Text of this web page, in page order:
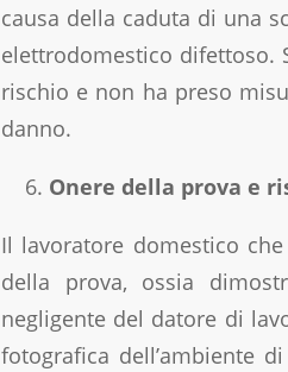
causa della caduta di una
elettrodomestico difettoso.
rischio e non ha preso
danno.
Onere della prova e
Il lavoratore domestico
della prova, ossia
negligente del datore di
fotografica dell’ambiente